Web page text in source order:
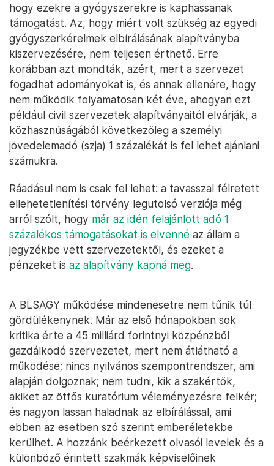
hogy ezekre a gyógyszerekre is kaphassanak
támogatást. Az, hogy miért volt szükség az egyedi
gyógyszerkérelmek elbírálásának alapítványba
kiszervezésére, nem teljesen érthető. Erre
korábban azt mondták, azért, mert a szervezet
fogadhat adományokat is, és annak ellenére, hogy
nem működik folyamatosan két éve, ahogyan ezt
például civil szervezetek alapítványaitól elvárják, a
közhasznúságából következőleg a személyi
jövedelemadó (szja) 1 százalékát is fel lehet ajánlani
számukra.
Ráadásul nem is csak fel lehet: a tavasszal félretett
ellehetetlenítési törvény legutolsó verziója még
arról szólt, hogy már az idén felajánlott adó 1
százalékos támogatásokat is elvenné az állam a
jegyzékbe vett szervezetektől, és ezeket a
pénzeket is az alapítvány kapná meg.
A BLSAGY működése mindenesetre nem tűnik túl
gördülékenynek. Már az első hónapokban sok
kritika érte a 45 milliárd forintnyi közpénzből
gazdálkodó szervezetet, mert nem átlátható a
működése; nincs nyilvános szempontrendszer, ami
alapján dolgoznak; nem tudni, kik a szakértők,
akiket az ötfős kuratórium véleményezésre felkér;
és nagyon lassan haladnak az elbírálással, ami
ebben az esetben szó szerint emberéletekbe
kerülhet. A hozzánk beérkezett olvasói levelek és a
különböző érintett szakmák képviselőinek